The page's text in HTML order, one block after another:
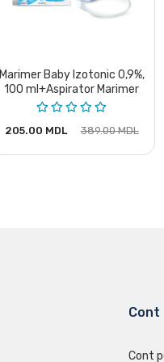
Marimer Baby Izotonic 0,9%,
100 ml+Aspirator Marimer
205.00 MDL 389.00 MDL
Cont
Cont